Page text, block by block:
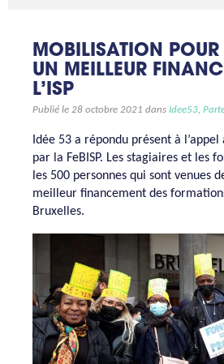
MOBILISATION POUR
UN MEILLEUR
L’ISP
Publié le 28 octobre 2021 dans Idee53,
Idée 53 a répondu présent à
par la FeBISP. Les stagiaires et les
les 500 personnes qui sont venues
meilleur financement des
Bruxelles.